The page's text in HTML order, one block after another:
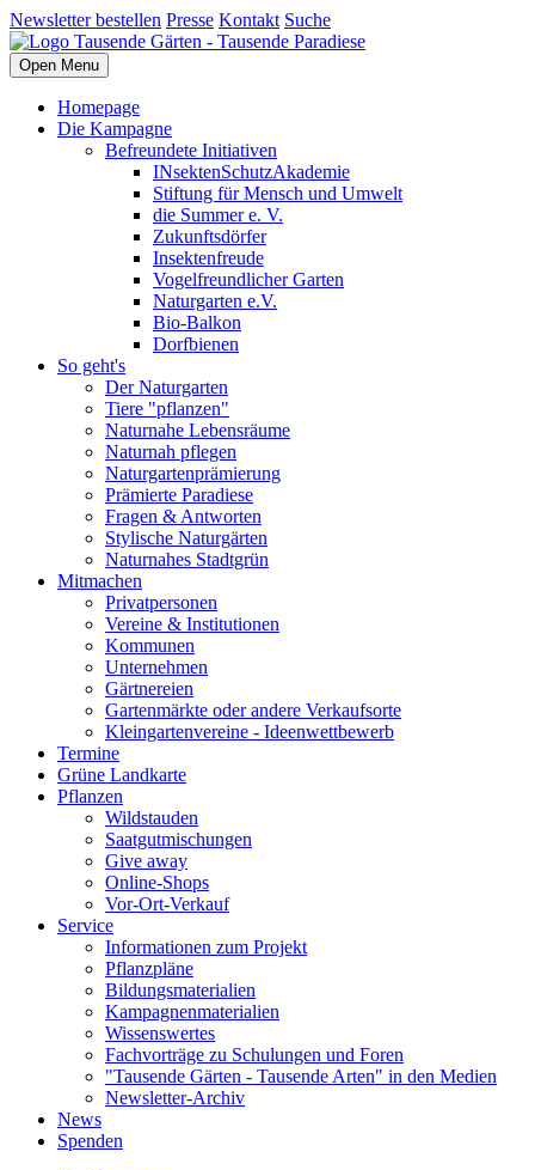
Newsletter bestellen Presse Kontakt Suche
Open Menu
Homepage
Die Kampagne
Befreundete Initiativen
INsektenSchutzAkademie
Stiftung für Mensch und Umwelt
die Summer e. V.
Zukunftsdörfer
Insektenfreude
Vogelfreundlicher Garten
Naturgarten e.V.
Bio-Balkon
Dorfbienen
So geht's
Der Naturgarten
Tiere "pflanzen"
Naturnahe Lebensräume
Naturnah pflegen
Naturgartenprämierung
Prämierte Paradiese
Fragen & Antworten
Stylische Naturgärten
Naturnahes Stadtgrün
Mitmachen
Privatpersonen
Vereine & Institutionen
Kommunen
Unternehmen
Gärtnereien
Gartenmärkte oder andere Verkaufsorte
Kleingartenvereine - Ideenwettbewerb
Termine
Grüne Landkarte
Pflanzen
Wildstauden
Saatgutmischungen
Give away
Online-Shops
Vor-Ort-Verkauf
Service
Informationen zum Projekt
Pflanzpläne
Bildungsmaterialien
Kampagnenmaterialien
Wissenswertes
Fachvorträge zu Schulungen und Foren
"Tausende Gärten - Tausende Arten" in den Medien
Newsletter-Archiv
News
Spenden